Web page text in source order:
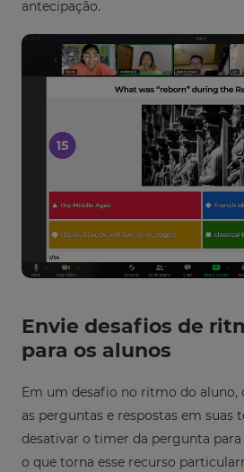
antecipação.
Envie desafios de
para os alunos
Em um desafio no ritmo do aluno,
as perguntas e respostas em suas
desativar o timer da pergunta
o que torna esse recurso